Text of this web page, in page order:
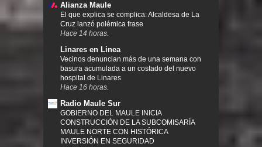
Alianza Maule
El que explica se complica: Alcaldesa de La
Cruz lanzó polémica frase
Hace 14 horas.
Linares en Linea
Vecinos denuncian más de una semana con
basura acumulada a un costado del nuevo
hospital de Linares
Hace 16 horas.
Radio Maule Sur
GOBIERNO DEL MAULE INICIA
CONSTRUCCIÓN DE LA SUBCOMISARÍA
MAULE NORTE CON HISTÓRICA
INVERSIÓN EN SEGURIDAD